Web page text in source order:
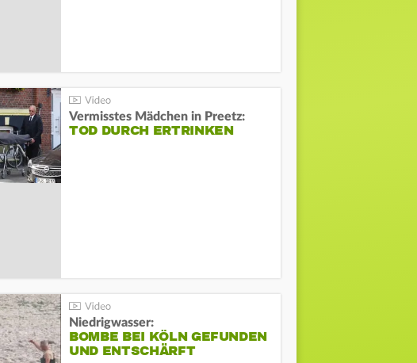
Vermisstes Mädchen in Preetz:
TOD DURCH ERTRINKEN
Niedrigwasser:
BOMBE BEI KÖLN GEFUNDEN
UND ENTSCHÄRFT